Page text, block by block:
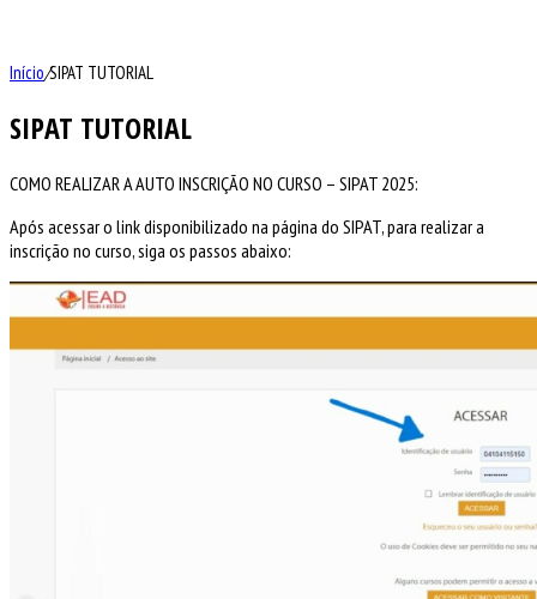
Início/SIPAT TUTORIAL
SIPAT TUTORIAL
COMO REALIZAR A AUTO INSCRIÇÃO NO CURSO – SIPAT 2025:
Após acessar o link disponibilizado na página do SIPAT, para realizar a
inscrição no curso, siga os passos abaixo: